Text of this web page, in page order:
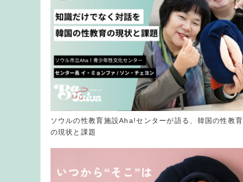
ソウルの性教育施設Aha!センターが語る、韓国の性教育
の現状と課題